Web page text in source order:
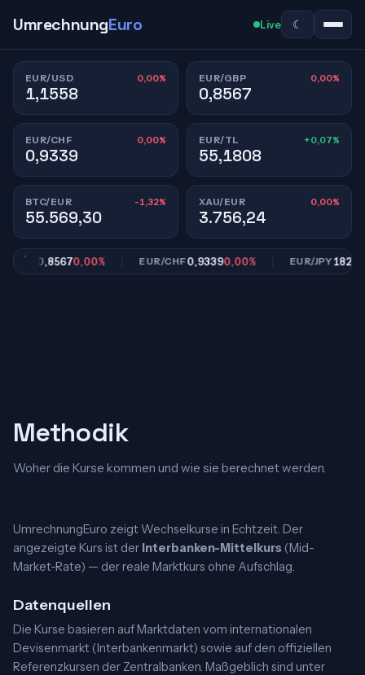
UmrechnungEuro Live ☾
EUR/USD 0,00%
1,1558
EUR/GBP 0,00%
0,8567
EUR/CHF 0,00%
0,9339
EUR/TL +0,07%
55,1808
BTC/EUR -1,32%
55.569,30
XAU/EUR 0,00%
3.756,24
0,85670,00% EUR/CHF0,93390,00% EUR/JPY182,39
Methodik
Woher die Kurse kommen und wie sie berechnet werden.
UmrechnungEuro zeigt Wechselkurse in Echtzeit. Der
angezeigte Kurs ist der Interbanken-Mittelkurs (Mid-
Market-Rate) — der reale Marktkurs ohne Aufschlag.
Datenquellen
Die Kurse basieren auf Marktdaten vom internationalen
Devisenmarkt (Interbankenmarkt) sowie auf den offiziellen
Referenzkursen der Zentralbanken. Maßgeblich sind unter